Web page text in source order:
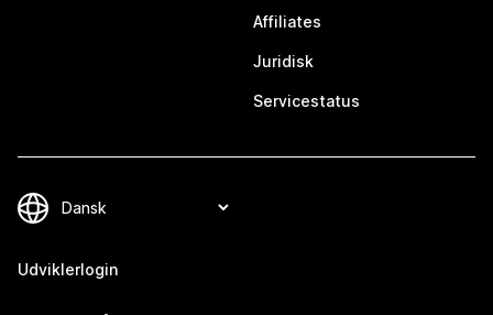
Affiliates
Juridisk
Servicestatus
Udviklerlogin